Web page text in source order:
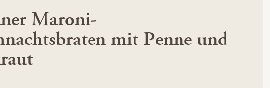
Maroni-
mit Penne und